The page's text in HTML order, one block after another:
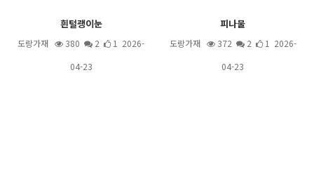
흰털괭이눈
도랑가재 380 2
1 2026-
04-23
피나물
도랑가재 372 2
1 2026-
04-23